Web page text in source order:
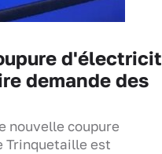
demande des
nouvelle coupure
Trinquetaille est